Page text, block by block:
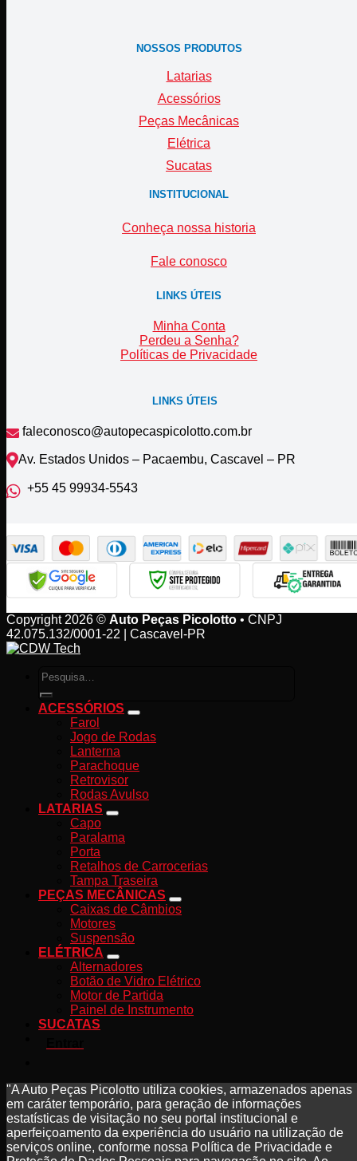
NOSSOS PRODUTOS
Latarias
Acessórios
Peças Mecânicas
Elétrica
Sucatas
INSTITUCIONAL
Conheça nossa historia
Fale conosco
LINKS ÚTEIS
Minha Conta
Perdeu a Senha?
Políticas de Privacidade
LINKS ÚTEIS
faleconosco@autopecaspicolotto.com.br
Av. Estados Unidos – Pacaembu, Cascavel – PR
+55 45 99934‑5543‬
Copyright 2026 © Auto Peças Picolotto • CNPJ
42.075.132/0001-22 | Cascavel-PR
Pesquisar
por:
ACESSÓRIOS
Farol
Jogo de Rodas
Lanterna
Parachoque
Retrovisor
Rodas Avulso
LATARIAS
Capo
Paralama
Porta
Retalhos de Carrocerias
Tampa Traseira
PEÇAS MECÂNICAS
Caixas de Câmbios
Motores
Suspensão
ELÉTRICA
Alternadores
Botão de Vidro Elétrico
Motor de Partida
Painel de Instrumento
SUCATAS
"A Auto Peças Picolotto utiliza cookies, armazenados apenas
em caráter temporário, para geração de informações
estatísticas de visitação no seu portal institucional e
aperfeiçoamento da experiência do usuário na utilização de
serviços online, conforme nossa Política de Privacidade e